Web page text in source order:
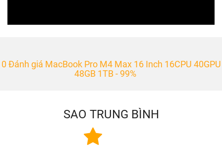
0 Đánh giá MacBook Pro M4 Max 16 Inch 16CPU 40GPU
48GB 1TB - 99%
SAO TRUNG BÌNH